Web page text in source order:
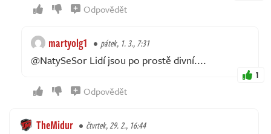
Odpovědět
martyolg1 pátek, 1. 3., 7:31
@NatySeSor Lidí jsou po prostě divní....
1
Odpovědět
TheMidur čtvrtek, 29. 2., 16:44